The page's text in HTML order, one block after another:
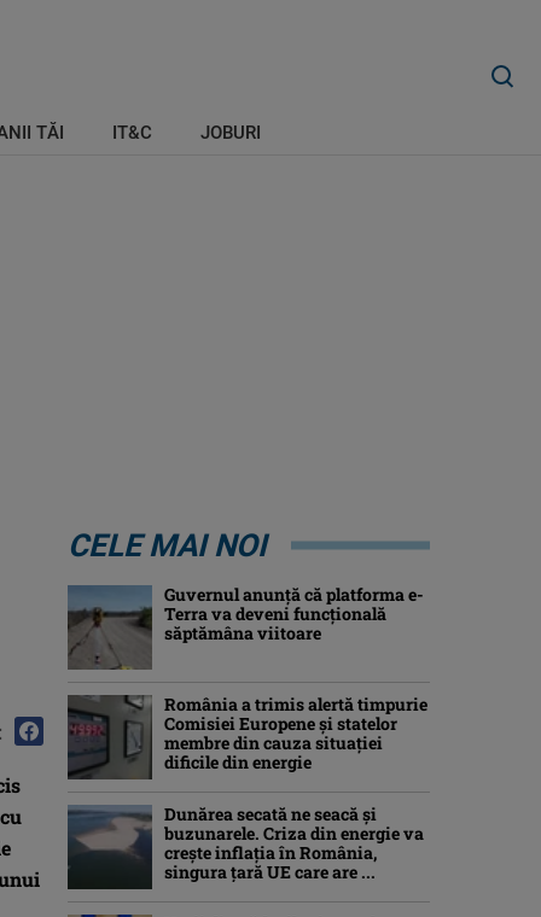
TĂI IT&C JOBURI
CELE MAI NOI
Guvernul anunță că platforma e-
Terra va deveni funcţională
săptămâna viitoare
România a trimis alertă timpurie
Comisiei Europene și statelor
membre din cauza situației
dificile din energie
Dunărea secată ne seacă și
buzunarele. Criza din energie va
crește inflația în România,
singura țară UE care are ...